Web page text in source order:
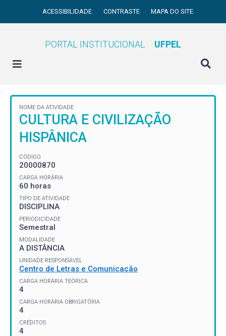
ACESSIBILIDADE CONTRASTE MAPA DO SITE
PORTAL INSTITUCIONAL UFPEL
NOME DA ATIVIDADE
CULTURA E CIVILIZAÇÃO
HISPÂNICA
CÓDIGO
20000870
CARGA HORÁRIA
60 horas
TIPO DE ATIVIDADE
DISCIPLINA
PERIODICIDADE
Semestral
MODALIDADE
A DISTÂNCIA
UNIDADE RESPONSÁVEL
Centro de Letras e Comunicação
CARGA HORÁRIA TEÓRICA
4
CARGA HORÁRIA OBRIGATÓRIA
4
CRÉDITOS
4